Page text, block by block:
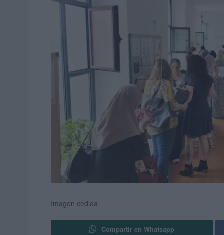
Imagen cedida
Compartir en Whatsapp